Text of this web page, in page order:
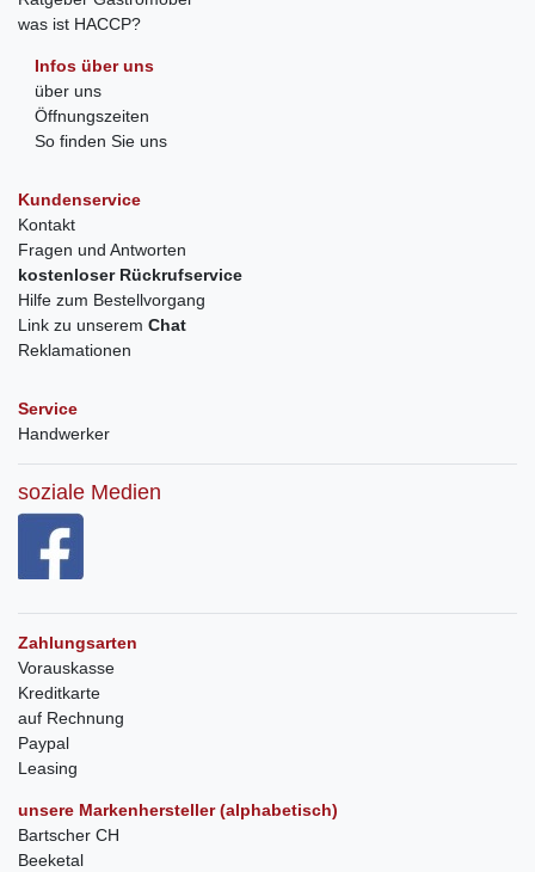
was ist HACCP?
Infos über uns
über uns
Öffnungszeiten
So finden Sie uns
Kundenservice
Kontakt
Fragen und Antworten
kostenloser Rückrufservice
Hilfe zum Bestellvorgang
Link zu unserem Chat
Reklamationen
Service
Handwerker
soziale Medien
Zahlungsarten
Vorauskasse
Kreditkarte
auf Rechnung
Paypal
Leasing
unsere Markenhersteller (alphabetisch)
Bartscher CH
Beeketal